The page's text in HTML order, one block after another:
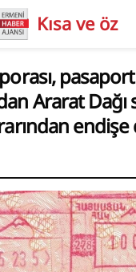
Kısa ve öz
pasaport
Ararat